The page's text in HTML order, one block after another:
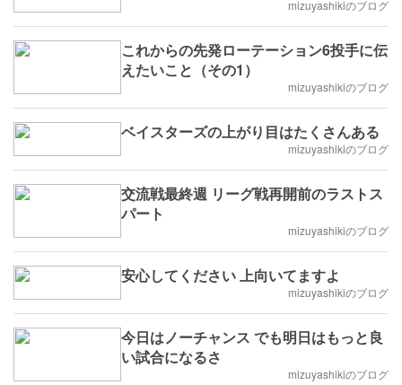
mizuyashikiのブログ
これからの先発ローテーション6投手に伝
えたいこと（その1）
mizuyashikiのブログ
ベイスターズの上がり目はたくさんある
mizuyashikiのブログ
交流戦最終週 リーグ戦再開前のラストス
パート
mizuyashikiのブログ
安心してください 上向いてますよ
mizuyashikiのブログ
今日はノーチャンス でも明日はもっと良
い試合になるさ
mizuyashikiのブログ